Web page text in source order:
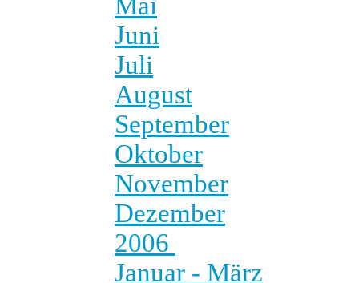
Juni
Juli
August
September
Oktober
November
Dezember
2006
Januar - März